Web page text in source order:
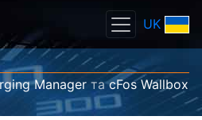
UK
Manager таcFos Wallbox